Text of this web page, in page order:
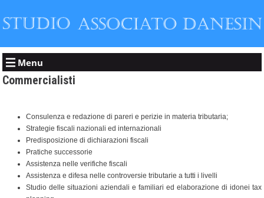
Menu
Commercialisti
Consulenza e redazione di pareri e perizie in materia tributaria;
Strategie fiscali nazionali ed internazionali
Predisposizione di dichiarazioni fiscali
Pratiche successorie
Assistenza nelle verifiche fiscali
Assistenza e difesa nelle controversie tributarie a tutti i livelli
Studio delle situazioni aziendali e familiari ed elaborazione di idonei tax